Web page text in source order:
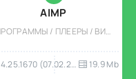
AIMP
ПРОГРАММЫ / ПЛЕЕРЫ / ВИДЕОПЛЕЕРЫ
4.25.1670 (07.02.2026) 19.9 Mb